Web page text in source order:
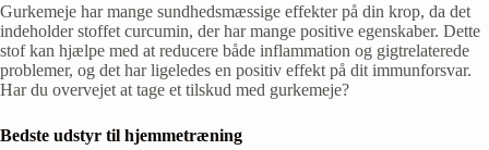
Gurkemeje har mange sundhedsmæssige effekter på din krop, da det
indeholder stoffet curcumin, der har mange positive egenskaber. Dette
stof kan hjælpe med at reducere både inflammation og gigtrelaterede
problemer, og det har ligeledes en positiv effekt på dit immunforsvar.
Har du overvejet at tage et tilskud med gurkemeje?
Bedste udstyr til hjemmetræning